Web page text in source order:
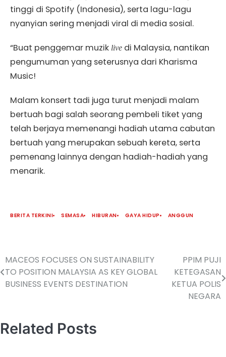
tinggi di Spotify (Indonesia), serta lagu-lagu
nyanyian sering menjadi viral di media sosial.
“Buat penggemar muzik live di Malaysia, nantikan
pengumuman yang seterusnya dari Kharisma
Music!
Malam konsert tadi juga turut menjadi malam
bertuah bagi salah seorang pembeli tiket yang
telah berjaya memenangi hadiah utama cabutan
bertuah yang merupakan sebuah kereta, serta
pemenang lainnya dengan hadiah-hadiah yang
menarik.
BERITA TERKINI SEMASA HIBURAN GAYA HIDUP ANGGUN
MACEOS FOCUSES ON SUSTAINABILITY
TO POSITION MALAYSIA AS KEY GLOBAL
BUSINESS EVENTS DESTINATION
PPIM PUJI
KETEGASAN
KETUA POLIS
NEGARA
Related Posts